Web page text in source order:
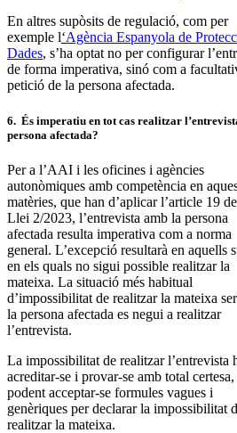
En altres supòsits de regulació, com per
exemple l‘Agència Espanyola de
Dades, s’ha optat no per configurar
de forma imperativa, sinó com a
petició de la persona afectada.
6. És imperatiu en tot cas realitzar
persona afectada?
Per a l’AAI i les oficines i agències
autonòmiques amb competència en
matèries, que han d’aplicar l’article 19
Llei 2/2023, l’entrevista amb la persona
afectada resulta imperativa com a norma
general. L’excepció resultarà en aquells
en els quals no sigui possible realitzar la
mateixa. La situació més habitual
d’impossibilitat de realitzar la mateixa
la persona afectada es negui a realitzar
l’entrevista.
La impossibilitat de realitzar l’entrevista
acreditar-se i provar-se amb total
podent acceptar-se formules vagues i
genèriques per declarar la impossibilitat
realitzar la mateixa.